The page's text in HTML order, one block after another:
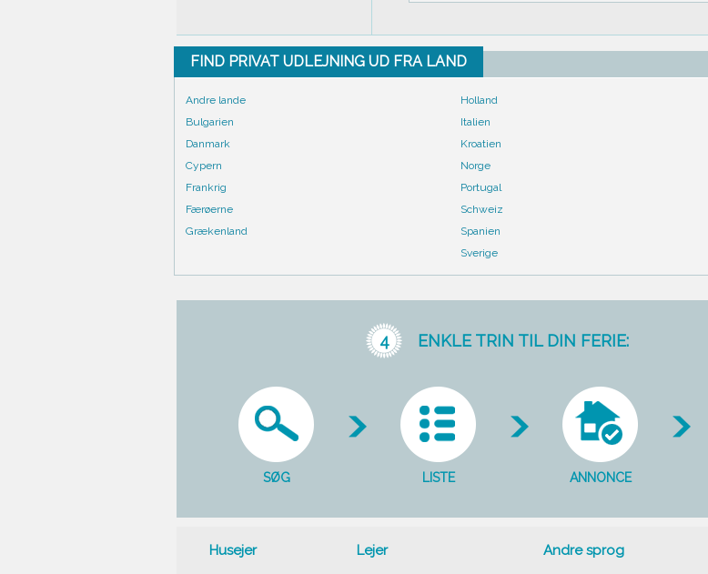
FIND PRIVAT UDLEJNING UD FRA LAND
Andre lande
Bulgarien
Danmark
Cypern
Frankrig
Færøerne
Grækenland
Holland
Italien
Kroatien
Norge
Portugal
Schweiz
Spanien
Sverige
4 ENKLE TRIN TIL DIN FERIE:
SØG LISTE ANNONCE
Husejer Lejer Andre sprog